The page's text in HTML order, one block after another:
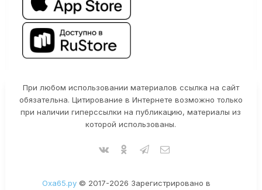
При любом использовании материалов ссылка на сайт
обязательна. Цитирование в Интернете возможно только
при наличии гиперссылки на публикацию, материалы из
которой использованы.
Оха65.ру© 2017-2026 Зарегистрировано в